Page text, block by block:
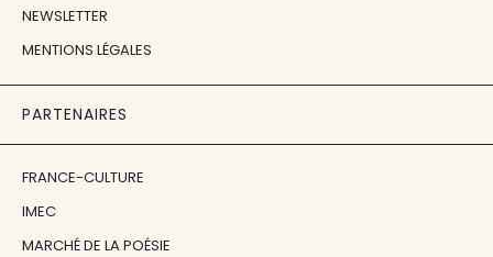
NEWSLETTER
MENTIONS LÉGALES
PARTENAIRES
FRANCE-CULTURE
IMEC
MARCHÉ DE LA POÉSIE